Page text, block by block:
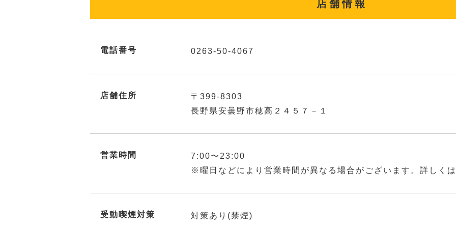
店舗情報
電話番号 0263-50-4067
店舗住所
〒399-8303
長野県安曇野市穂高２４５７－１
営業時間
7:00〜23:00
※曜日などにより営業時間が異なる場合がございます。詳しく
受動喫煙対策 対策あり(禁煙)